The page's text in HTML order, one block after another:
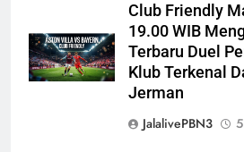
Club Friendly
19.00 WIB
Terbaru Duel
Klub Terkenal
Jerman
JalalivePBN3